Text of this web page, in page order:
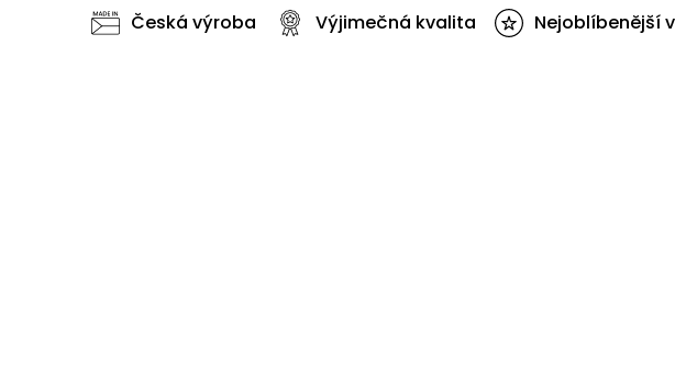
Česká výroba Výjimečná kvalita Nejoblíbenější